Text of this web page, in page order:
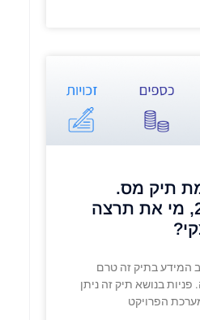
תיק מס.
28220, מי את תרצה
המידע בתיק זה טרם
בנושא תיק זה ניתן
הפרויקט